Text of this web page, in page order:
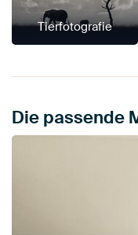
Tierfotografie
Die passende